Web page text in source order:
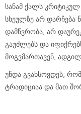
სანამ ქალს
სხეულზე არ დარჩება
დამწვრობა, არ
გაუძლებს და
მოგვმართავენ,
უნდა გვახსოვდეს,
ტრადიციაა და მათ